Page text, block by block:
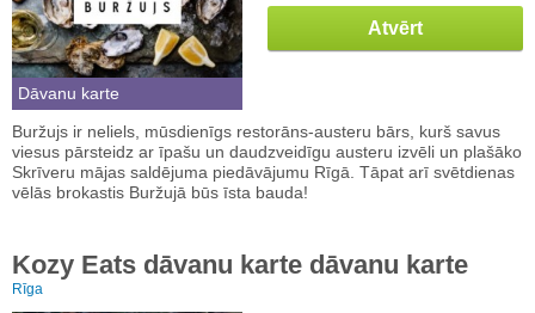
Dāvanu karte
Atvērt
Buržujs ir neliels, mūsdienīgs restorāns-austeru bārs, kurš savus
viesus pārsteidz ar īpašu un daudzveidīgu austeru izvēli un plašāko
Skrīveru mājas saldējuma piedāvājumu Rīgā. Tāpat arī svētdienas
vēlās brokastis Buržujā būs īsta bauda!
Kozy Eats dāvanu karte dāvanu karte
Rīga